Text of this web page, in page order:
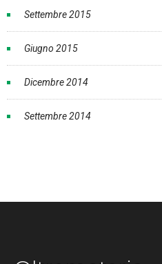
Settembre 2015
Giugno 2015
Dicembre 2014
Settembre 2014